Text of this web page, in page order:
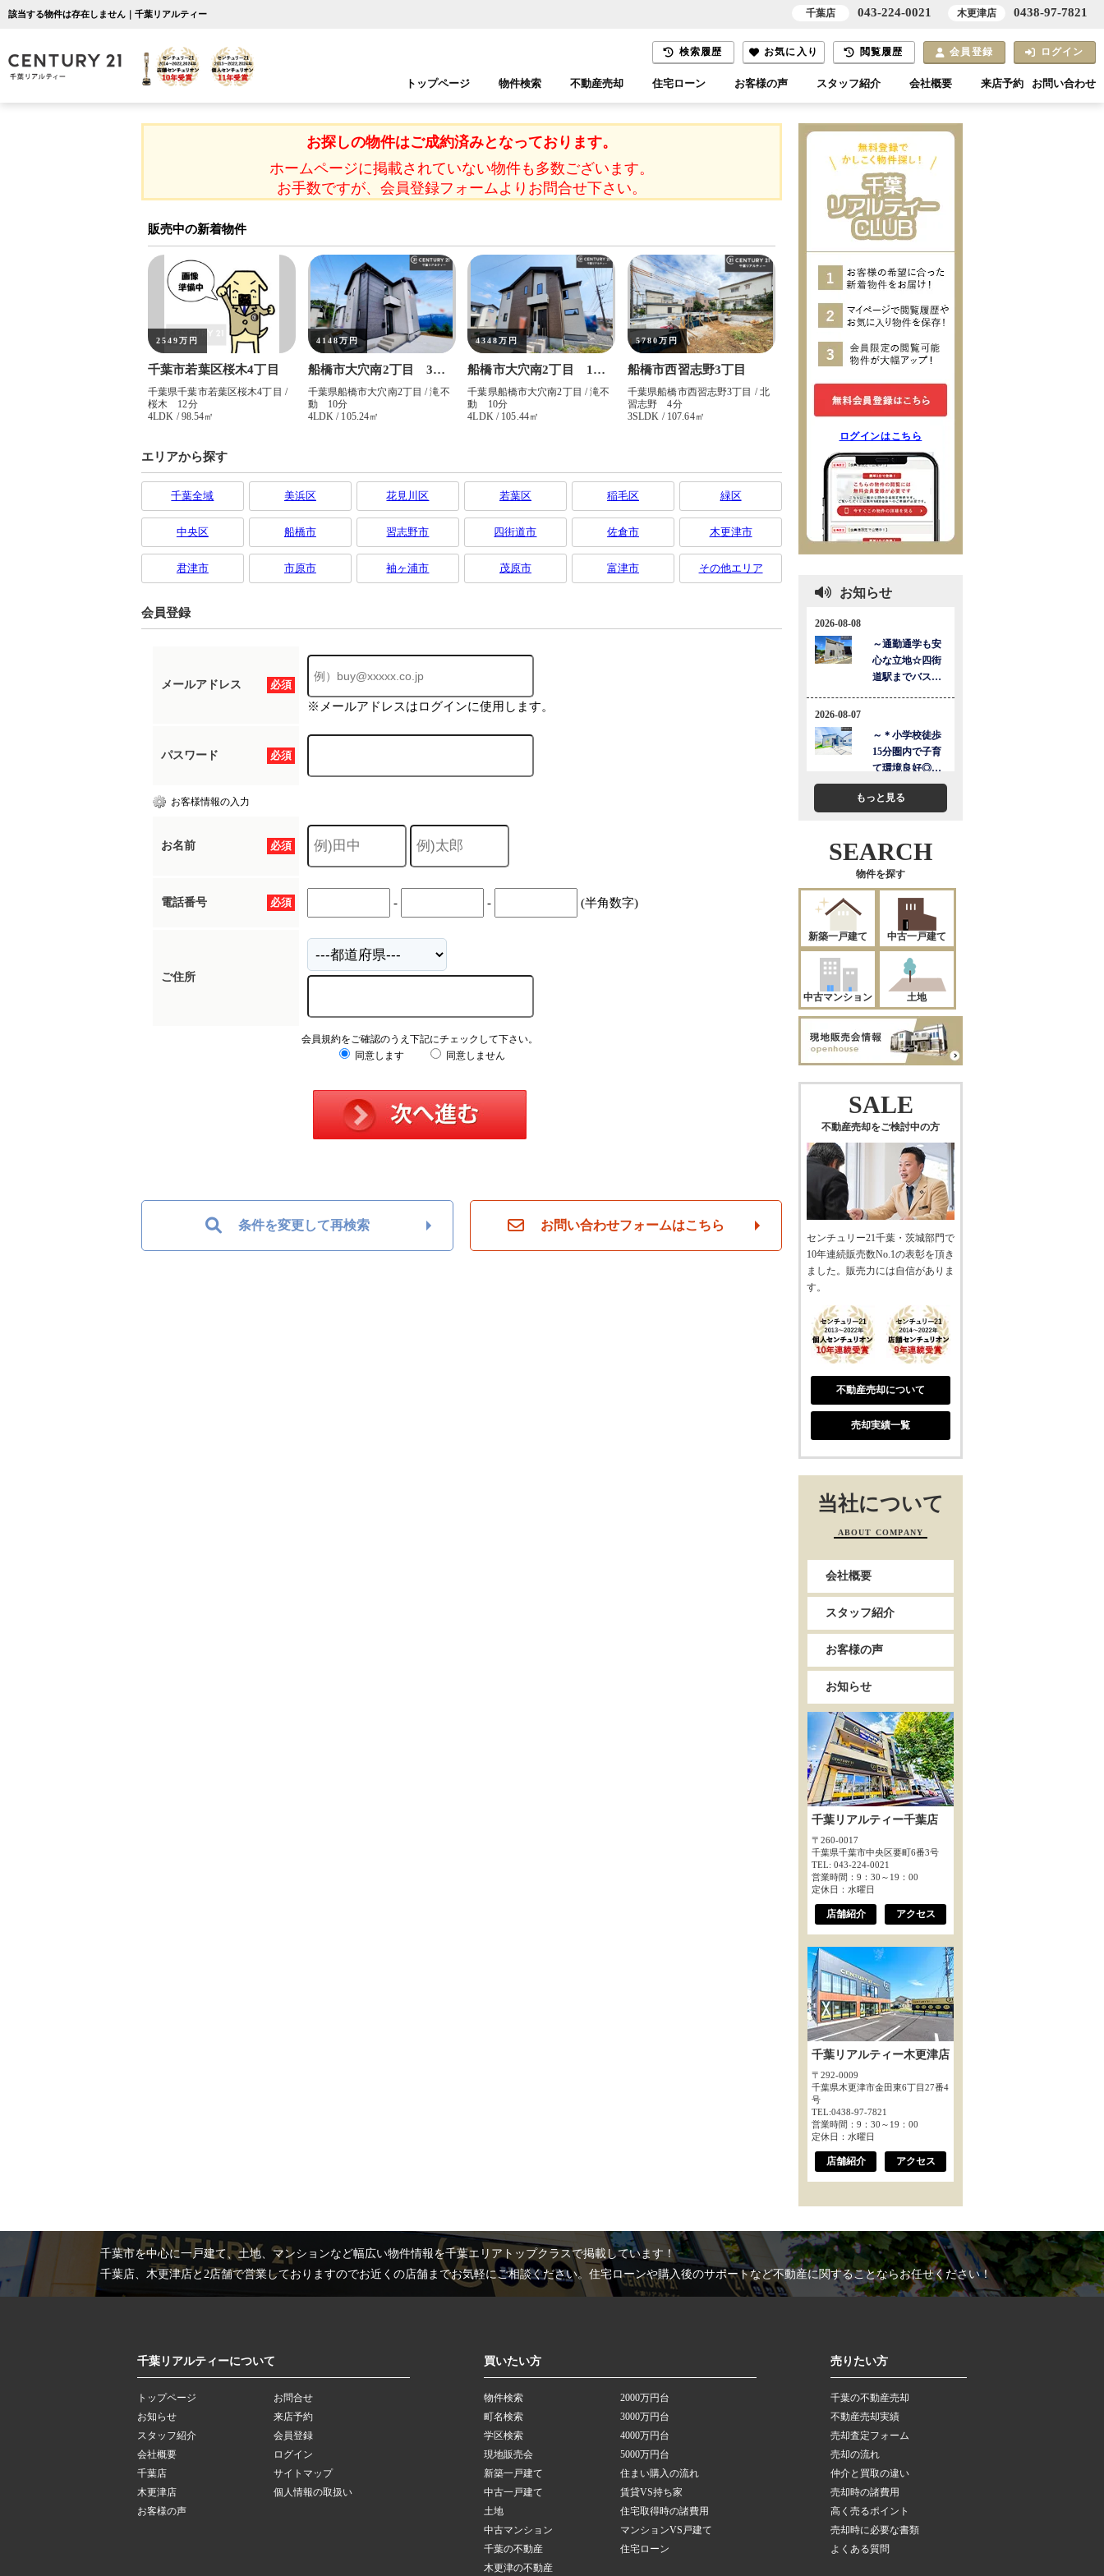
該当する物件は存在しません｜千葉リアルティー
検索履歴 お気に入り 閲覧履歴 会員登録 ログイン
トップページ 物件検索
千葉エリア 木更津エリア
不動産売却 住宅ローン お客様の声 スタッフ紹介 会社概要 来店予約 お問い合わせ
お探しの物件はご成約済みとなっております。
ホームページに掲載されていない物件も多数ございます。
お手数ですが、会員登録フォームよりお問合せ下さい。
エリアから探す
千葉全域 美浜区 花見川区 若葉区 稲毛区 緑区
中央区 船橋市 習志野市 四街道市 佐倉市 木更津市
君津市 市原市 袖ヶ浦市 茂原市 富津市 その他エリア
会員登録
必須
メールアドレス
※メールアドレスはログインに使用します。
必須
パスワード
お客様情報の入力
必須
お名前
必須
電話番号 - - (半角数字)
ご住所
会員規約をご確認のうえ下記にチェックして下さい。
同意します
同意しません
条件を変更して再検索 お問い合わせフォームはこちら
ログインはこちら
お知らせ
もっと見る
SEARCH
物件を探す
新築一戸建て 中古一戸建て
中古マンション 土地
SALE
不動産売却をご検討中の方
センチュリー21千葉・茨城部門で
10年連続販売数No.1の表彰を頂き
ました。販売力には自信がありま
す。
不動産売却について
売却実績一覧
当社について
ABOUT COMPANY
会社概要
スタッフ紹介
お客様の声
お知らせ
千葉リアルティー千葉店
〒260-0017
千葉県千葉市中央区要町6番3号
TEL: 043-224-0021
営業時間：9：30～19：00
定休日：水曜日
店舗紹介 アクセス
千葉リアルティー木更津店
〒292-0009
千葉県木更津市金田東6丁目27番4
号
TEL:0438-97-7821
営業時間：9：30～19：00
定休日：水曜日
店舗紹介 アクセス
千葉市を中心に一戸建て、土地、マンションなど幅広い物件情報を千葉エリアトップクラスで掲載しています！
千葉店、木更津店と2店舗で営業しておりますのでお近くの店舗までお気軽にご相談ください。住宅ローンや購入後のサポートなど不動産に関することならお任せください！
千葉リアルティーについて
トップページ
お知らせ
スタッフ紹介
会社概要
千葉店
木更津店
お客様の声
お問合せ
来店予約
会員登録
ログイン
サイトマップ
個人情報の取扱い
買いたい方
物件検索
町名検索
学区検索
現地販売会
新築一戸建て
中古一戸建て
土地
中古マンション
千葉の不動産
木更津の不動産
2000万円台
3000万円台
4000万円台
5000万円台
住まい購入の流れ
賃貸VS持ち家
住宅取得時の諸費用
マンションVS戸建て
住宅ローン
売りたい方
千葉の不動産売却
不動産売却実績
売却査定フォーム
売却の流れ
仲介と買取の違い
売却時の諸費用
高く売るポイント
売却時に必要な書類
よくある質問
千葉店 043-224-0021 木更津店 0438-97-7821